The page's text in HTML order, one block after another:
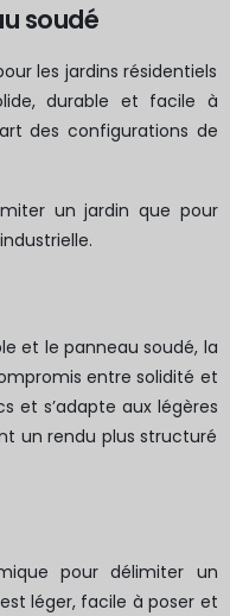
soudé
les jardins résidentiels
durable et facile à
des configurations de
un jardin que pour
et le panneau soudé, la
entre solidité et
et s’adapte aux légères
un rendu plus structuré
pour délimiter un
léger, facile à poser et